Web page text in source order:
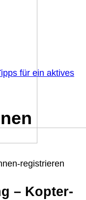
für ein aktives
registrieren
– Kopter-